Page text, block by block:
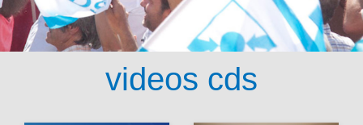
videos cds